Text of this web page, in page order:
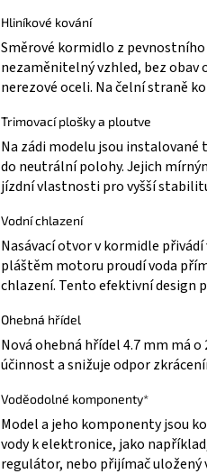
Hliníkové kování
Směrové kormidlo z
nezaměnitelný vzhled, bez obav
nerezové oceli. Na čelní straně
Trimovací plošky a ploutve
Na zádi modelu jsou instalované
do neutrální polohy. Jejich
jízdní vlastnosti pro vyšší
Vodní chlazení
Nasávací otvor v kormidle
pláštěm motoru proudí voda
chlazení. Tento efektivní design
Ohebná hřídel
Nová ohebná hřídel 4.7 mm má
účinnost a snižuje odpor
Voděodolné komponenty*
Model a jeho komponenty jsou
vody k elektronice, jako
regulátor, nebo přijímač uložený